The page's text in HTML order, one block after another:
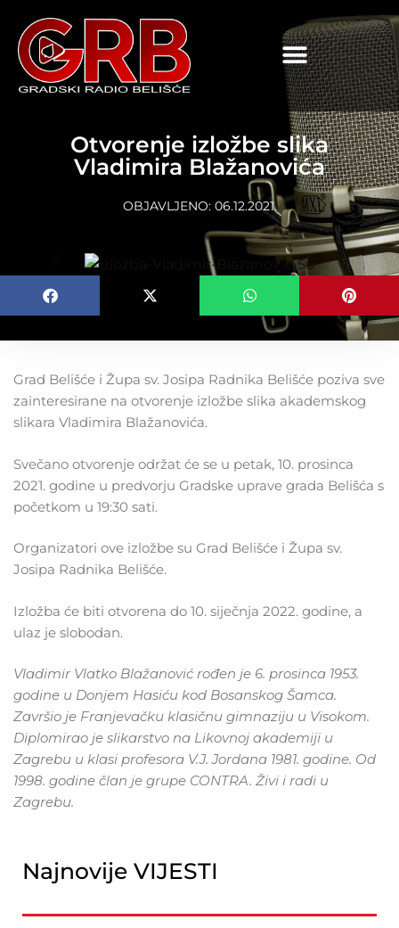
Otvorenje izložbe slika
Vladimira Blažanovića
OBJAVLJENO: 06.12.2021.
Grad Belišće i Župa sv. Josipa Radnika Belišće poziva sve
zainteresirane na otvorenje izložbe slika akademskog
slikara Vladimira Blažanovića.
Svečano otvorenje održat će se u petak, 10. prosinca
2021. godine u predvorju Gradske uprave grada Belišća s
početkom u 19:30 sati.
Organizatori ove izložbe su Grad Belišće i Župa sv.
Josipa Radnika Belišće.
Izložba će biti otvorena do 10. siječnja 2022. godine, a
ulaz je slobodan.
Vladimir Vlatko Blažanović rođen je 6. prosinca 1953.
godine u Donjem Hasiću kod Bosanskog Šamca.
Završio je Franjevačku klasičnu gimnaziju u Visokom.
Diplomirao je slikarstvo na Likovnoj akademiji u
Zagrebu u klasi profesora V.J. Jordana 1981. godine. Od
1998. godine član je grupe CONTRA. Živi i radi u
Zagrebu.
Najnovije VIJESTI